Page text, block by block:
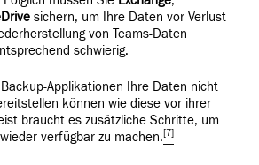
sichern, um Ihre Daten vor Verlust
von Teams-Daten
schwierig.
Applikationen Ihre Daten nicht
können wie diese vor ihrer
braucht es zusätzliche Schritte, um
verfügbar zu machen.[7]